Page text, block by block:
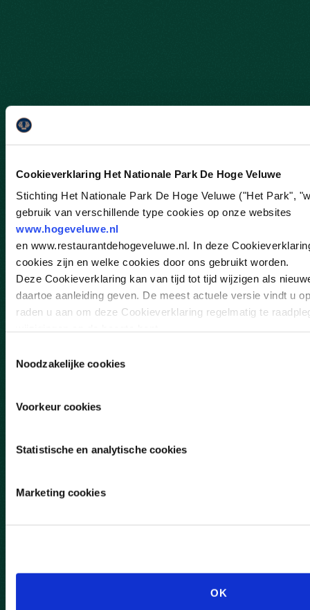
Cookieverklaring Het Nationale Park De Hoge Veluwe
Stichting Het Nationale Park De Hoge Veluwe ("Het Park",
gebruik van verschillende type cookies op onze websites
www.hogeveluwe.nl
en www.restaurantdehogeveluwe.nl. In deze
cookies zijn en welke cookies door ons gebruikt worden.
Deze Cookieverklaring kan van tijd tot tijd wijzigen als
daartoe aanleiding geven. De meest actuele versie vindt u
raden u aan om deze Cookieverklaring regelmatig te
Noodzakelijke cookies
Voorkeur cookies
Statistische en analytische cookies
Marketing cookies
OK